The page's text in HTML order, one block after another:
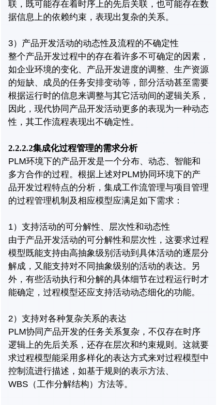
联，既可能存在着时序上的先后关联，也可能存在数
据信息上的依赖约束，表现出复杂的关系。
3）产品开发活动的动态性及流程的不确定性
整个产品开发过程中的存在着许多不可确定的因素，
如企业环境的变化、产品开发进度的调整、生产资源
的短缺、成员的任务安排变动等，部分活动甚至需要
根据运行时的信息来调整与其它活动间的逻辑关系，
因此，现代协同产品开发活动更多的表现为一种动态
性，其工作流程表现出不确定性。
2.2.2.2集成化过程管理的需求分析
PLM环境下的产品开发是一个分布、动态、智能和
多方合作的过程。根据上述对PLM协同环境下的产
品开发过程特点的分析，集成工作流管理与项目管理
的过程管理机制及相应模型应满足如下需求：
1）支持活动的可分解性、层次性和动态性
由于产品开发活动的可分解性和层次性，这要求过程
模型既能支持由高抽象级别活动到具体活动的逐层分
解成，又能支持对不同抽象级别的活动的表达。另
外，有些活动执行和分解的具体细节在过程运行时才
能确定，过程模型还应支持活动动态细化的功能。
2）支持对各种复杂关系的表达
PLM协同产品开发的任务关系复杂，不仅存在时序
逻辑上的先后关系，还存在层次和约束规则。这就要
求过程模型能采用多样化的表达方式来对过程模型中
控制流进行描述，如基于规则的表示方法、
WBS（工作分解结构）方法等。